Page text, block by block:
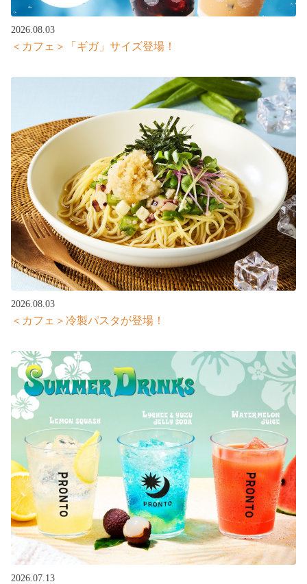
2026.08.03
＜カフェ＞「ギガ」サイズ登場！
2026.08.03
＜カフェ＞冷製パスタが登場！
2026.07.13